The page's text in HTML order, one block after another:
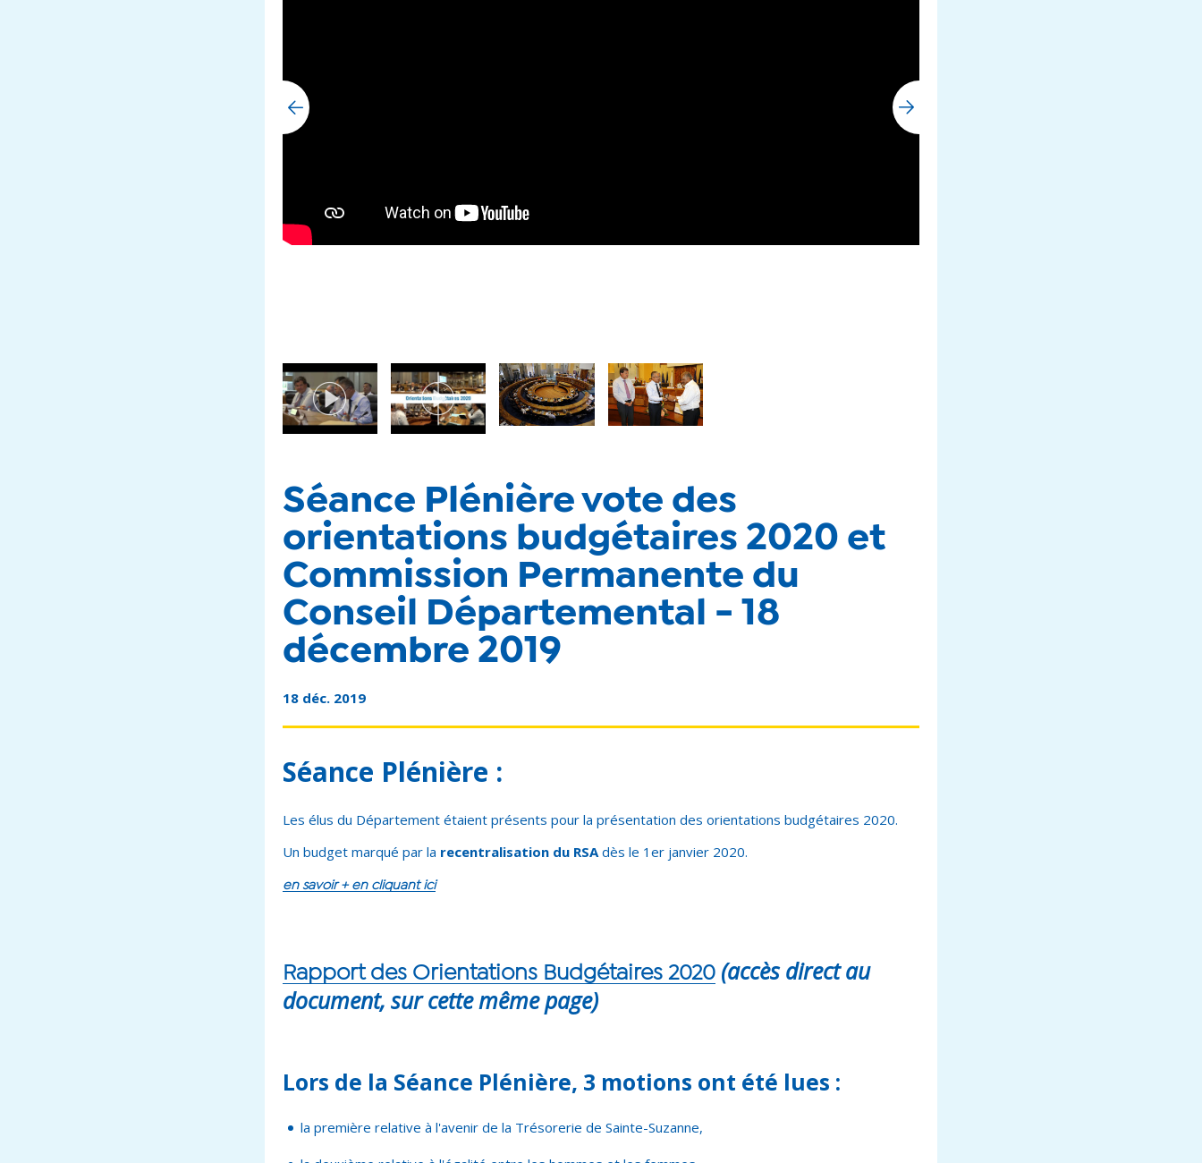
Séance Plénière vote des
orientations budgétaires 2020 et
Commission Permanente du
Conseil Départemental - 18
décembre 2019
18 déc. 2019
Séance Plénière :
Les élus du Département étaient présents pour la présentation des orientations budgétaires 2020.
Un budget marqué par la recentralisation du RSAdès le 1er janvier 2020.
en savoir + en cliquant ici
Rapport des Orientations Budgétaires 2020(accès direct au
document, sur cette même page)
Lors de la Séance Plénière, 3 motions ont été lues :
la première relative à l'avenir de la Trésorerie de Sainte-Suzanne,